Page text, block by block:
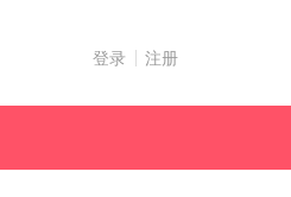
登录 注册